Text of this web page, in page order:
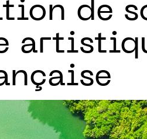
de